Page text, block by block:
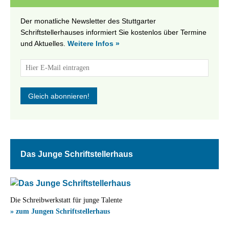
Der monatliche Newsletter des Stuttgarter
Schriftstellerhauses informiert Sie kostenlos über Termine
und Aktuelles. Weitere Infos »
Das Junge Schriftstellerhaus
Die Schreibwerkstatt für junge Talente
» zum Jungen Schriftstellerhaus